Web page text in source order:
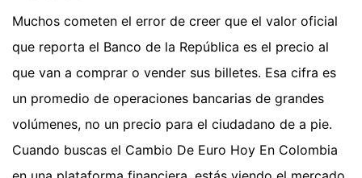
Muchos cometen el error de creer que el valor oficial
que reporta el Banco de la República es el precio al
que van a comprar o vender sus billetes. Esa cifra es
un promedio de operaciones bancarias de grandes
volúmenes, no un precio para el ciudadano de a pie.
Cuando buscas el Cambio De Euro Hoy En Colombia